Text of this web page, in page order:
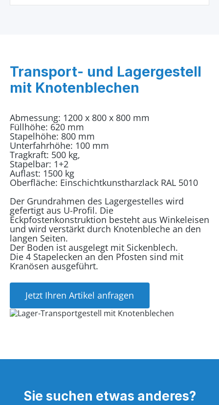
Transport- und Lagergestell
mit Knotenblechen
Abmessung: 1200 x 800 x 800 mm
Füllhöhe: 620 mm
Stapelhöhe: 800 mm
Unterfahrhöhe: 100 mm
Tragkraft: 500 kg,
Stapelbar: 1+2
Auflast: 1500 kg
Oberfläche: Einschichtkunstharzlack RAL 5010
Der Grundrahmen des Lagergestelles wird
gefertigt aus U-Profil. Die
Eckpfostenkonstruktion besteht aus Winkeleisen
und wird verstärkt durch Knotenbleche an den
langen Seiten.
Der Boden ist ausgelegt mit Sickenblech.
Die 4 Stapelecken an den Pfosten sind mit
Kranösen ausgeführt.
Jetzt Ihren Artikel anfragen
Sie suchen etwas anderes?